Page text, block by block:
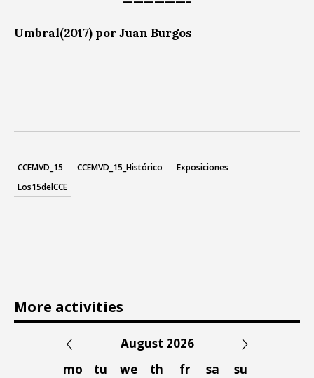
Umbral(2017) por Juan Burgos
CCEMVD_15 CCEMVD_15_Histórico
Exposiciones
Los15delCCE
More activities
August 2026
mo
tu we th fr sa su